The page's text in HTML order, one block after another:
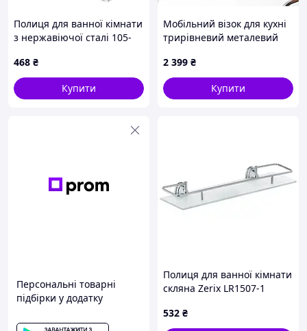
Полиця для ванної кімнати
з нержавіючої сталі 105-
рушників та аксесуарів
468 ₴
Купити
Мобільний візок для кухні
трирівневий металевий
2 399 ₴
Купити
Персональні товарні
підбірки у додатку
Полиця для ванної кімнати
скляна Zerix LR1507-1
532 ₴